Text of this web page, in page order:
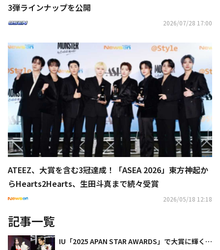
3弾ラインナップを公開
2026/07/28 17:00
ATEEZ、大賞を含む3冠達成！「ASEA 2026」東方神起か
らHearts2Hearts、生田斗真まで続々受賞
2026/05/18 12:18
記事一覧
IU「2025 APAN STAR AWARDS」で大賞に輝く…